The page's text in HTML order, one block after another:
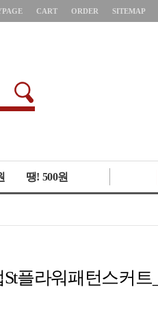
CART ORDER SITEMAP
땡! 500원
St플라워패턴스커